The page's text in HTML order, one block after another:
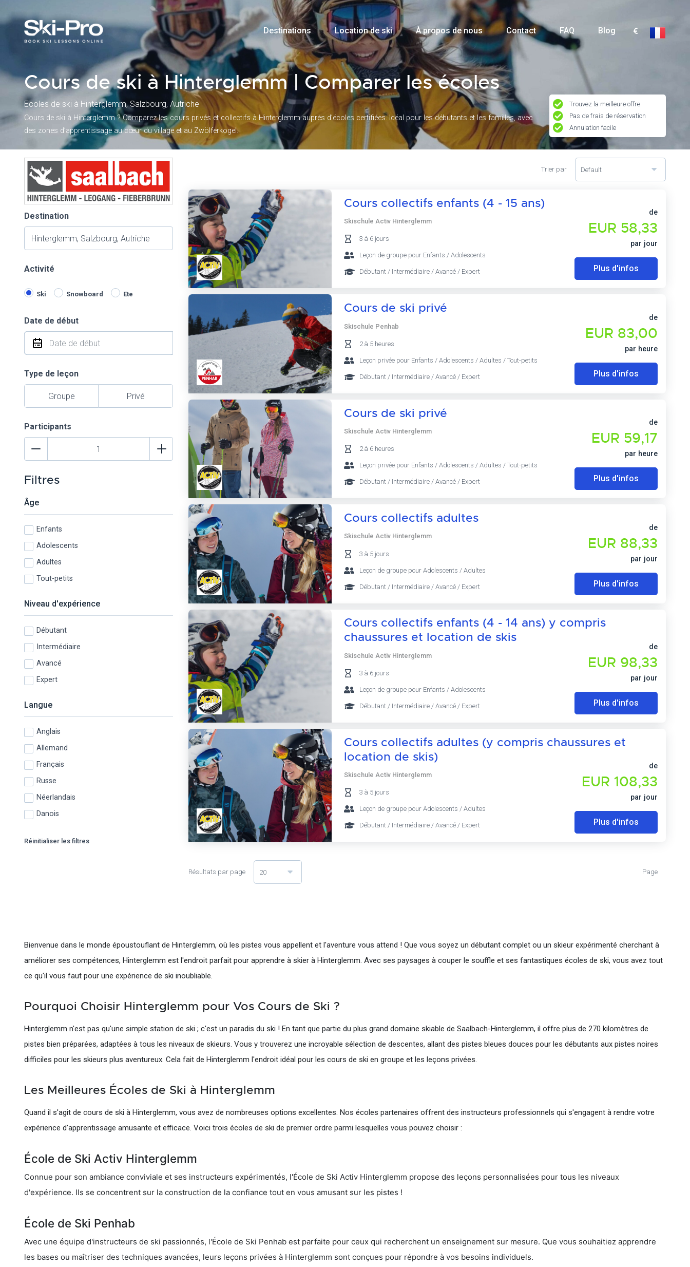
Destinations Location de ski À propos de nous Contact FAQ Blog
Cours de ski à Hinterglemm | Comparer les écoles
Ecoles de ski à Hinterglemm, Salzbourg, Autriche
Cours de ski à Hinterglemm ? Comparez les cours privés et collectifs à Hinterglemm auprès d’écoles certifiées. Idéal pour les débutants et les familles, avec
des zones d’apprentissage au cœur du village et au Zwölferkogel.
Trouvez la meilleure offre
Pas de frais de réservation
Annulation facile
Destination
Activité
Ski Snowboard Ete
Date de début
Type de leçon
Groupe Privé
Participants
Filtres
Âge
Enfants
Adolescents
Adultes
Tout-petits
Niveau d'expérience
Débutant
Intermédiaire
Avancé
Expert
Langue
Anglais
Allemand
Français
Russe
Néerlandais
Danois
Réinitialiser les filtres
Trier par Default
Cours collectifs enfants (4 - 15 ans)
Skischule Activ Hinterglemm
3 à 6 jours
Leçon de groupe pour Enfants / Adolescents
Débutant / Intermédiaire / Avancé / Expert
de
EUR 58,33
par jour
Plus d'infos
Cours de ski privé
Skischule Penhab
2 à 5 heures
Leçon privée pour Enfants / Adolescents / Adultes / Tout-petits
Débutant / Intermédiaire / Avancé / Expert
de
EUR 83,00
par heure
Plus d'infos
Cours de ski privé
Skischule Activ Hinterglemm
2 à 6 heures
Leçon privée pour Enfants / Adolescents / Adultes / Tout-petits
Débutant / Intermédiaire / Avancé / Expert
de
EUR 59,17
par heure
Plus d'infos
Cours collectifs adultes
Skischule Activ Hinterglemm
3 à 5 jours
Leçon de groupe pour Adolescents / Adultes
Débutant / Intermédiaire / Avancé / Expert
de
EUR 88,33
par jour
Plus d'infos
Cours collectifs enfants (4 - 14 ans) y compris
chaussures et location de skis
Skischule Activ Hinterglemm
3 à 6 jours
Leçon de groupe pour Enfants / Adolescents
Débutant / Intermédiaire / Avancé / Expert
de
EUR 98,33
par jour
Plus d'infos
Cours collectifs adultes (y compris chaussures et
location de skis)
Skischule Activ Hinterglemm
3 à 5 jours
Leçon de groupe pour Adolescents / Adultes
Débutant / Intermédiaire / Avancé / Expert
de
EUR 108,33
par jour
Plus d'infos
Résultats par page 20 Page
Bienvenue dans le monde époustouflant de Hinterglemm, où les pistes vous appellent et l'aventure vous attend ! Que vous soyez un débutant complet ou un skieur expérimenté cherchant à
améliorer ses compétences, Hinterglemm est l'endroit parfait pour apprendre à skier à Hinterglemm. Avec ses paysages à couper le souffle et ses fantastiques écoles de ski, vous avez tout
ce qu'il vous faut pour une expérience de ski inoubliable.
Pourquoi Choisir Hinterglemm pour Vos Cours de Ski ?
Hinterglemm n'est pas qu'une simple station de ski ; c'est un paradis du ski ! En tant que partie du plus grand domaine skiable de Saalbach-Hinterglemm, il offre plus de 270 kilomètres de
pistes bien préparées, adaptées à tous les niveaux de skieurs. Vous y trouverez une incroyable sélection de descentes, allant des pistes bleues douces pour les débutants aux pistes noires
difficiles pour les skieurs plus aventureux. Cela fait de Hinterglemm l'endroit idéal pour les cours de ski en groupe et les leçons privées.
Les Meilleures Écoles de Ski à Hinterglemm
Quand il s'agit de cours de ski à Hinterglemm, vous avez de nombreuses options excellentes. Nos écoles partenaires offrent des instructeurs professionnels qui s'engagent à rendre votre
expérience d'apprentissage amusante et efficace. Voici trois écoles de ski de premier ordre parmi lesquelles vous pouvez choisir :
École de Ski Activ Hinterglemm
Connue pour son ambiance conviviale et ses instructeurs expérimentés, l'École de Ski Activ Hinterglemm propose des leçons personnalisées pour tous les niveaux
d'expérience. Ils se concentrent sur la construction de la confiance tout en vous amusant sur les pistes !
École de Ski Penhab
Avec une équipe d'instructeurs de ski passionnés, l'École de Ski Penhab est parfaite pour ceux qui recherchent un enseignement sur mesure. Que vous souhaitiez apprendre
les bases ou maîtriser des techniques avancées, leurs leçons privées à Hinterglemm sont conçues pour répondre à vos besoins individuels.